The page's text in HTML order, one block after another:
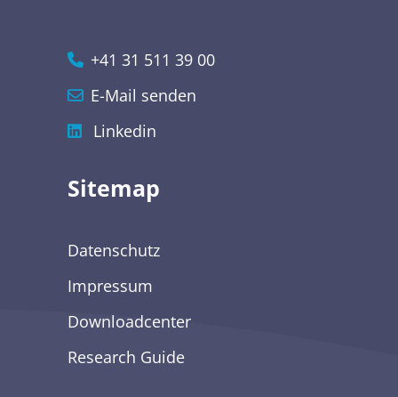
+41 31 511 39 00
E-Mail senden
Linkedin
Sitemap
Datenschutz
Impressum
Downloadcenter
Research Guide